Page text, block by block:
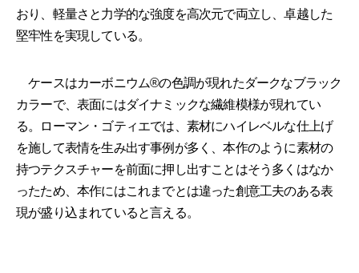
おり、軽量さと力学的な強度を高次元で両立し、卓越した
堅牢性を実現している。
ケースはカーボニウム®の色調が現れたダークなブラック
カラーで、表面にはダイナミックな繊維模様が現れてい
る。ローマン・ゴティエでは、素材にハイレベルな仕上げ
を施して表情を生み出す事例が多く、本作のように素材の
持つテクスチャーを前面に押し出すことはそう多くはなか
ったため、本作にはこれまでとは違った創意工夫のある表
現が盛り込まれていると言える。